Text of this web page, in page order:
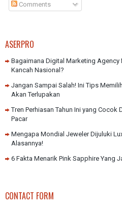
Comments
ASERPRO
Bagaimana Digital Marketing Agency
Kancah Nasional?
Jangan Sampai Salah! Ini Tips
Akan Terlupakan
Tren Perhiasan Tahun Ini yang Cocok
Pacar
Mengapa Mondial Jeweler Dijuluki
Alasannya!
6 Fakta Menarik Pink Sapphire Yang
CONTACT FORM